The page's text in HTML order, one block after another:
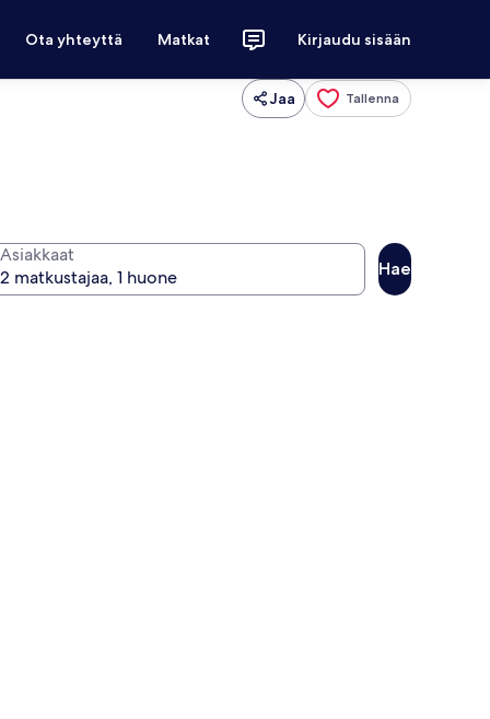
Ota yhteyttä Matkat Kirjaudu sisään
Jaa Tallenna
Asiakkaat
Hae